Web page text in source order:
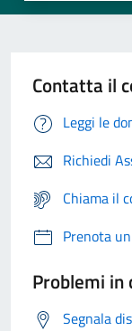
Contatta il
Leggi le
Richiedi
Chiama il
Prenota
Problemi in
Segnala